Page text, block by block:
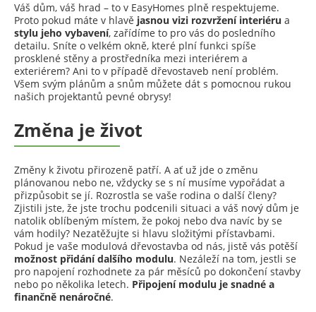
Váš dům, váš hrad – to v EasyHomes plně respektujeme.
Proto pokud máte v hlavě jasnou vizi rozvržení interiéru a
stylu jeho vybavení, zařídíme to pro vás do posledního
detailu. Sníte o velkém okně, které plní funkci spíše
prosklené stěny a prostředníka mezi interiérem a
exteriérem? Ani to v případě dřevostaveb není problém.
Všem svým plánům a snům můžete dát s pomocnou rukou
našich projektantů pevné obrysy!
Změna je život
Změny k životu přirozeně patří. A ať už jde o změnu
plánovanou nebo ne, vždycky se s ní musíme vypořádat a
přizpůsobit se jí. Rozrostla se vaše rodina o další členy?
Zjistili jste, že jste trochu podcenili situaci a váš nový dům je
natolik oblíbeným místem, že pokoj nebo dva navíc by se
vám hodily? Nezatěžujte si hlavu složitými přístavbami.
Pokud je vaše modulová dřevostavba od nás, jistě vás potěší
možnost přidání dalšího modulu. Nezáleží na tom, jestli se
pro napojení rozhodnete za pár měsíců po dokončení stavby
nebo po několika letech. Připojení modulu je snadné a
finančně nenáročné.